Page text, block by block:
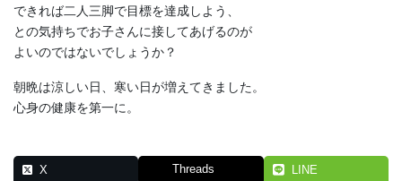
できれば二人三脚で目標を達成しよう、
との気持ちでお子さんに接してあげるのが
よいのではないでしょうか？
朝晩は涼しい日、寒い日が増えてきました。
心身の健康を第一に。
X Threads LINE